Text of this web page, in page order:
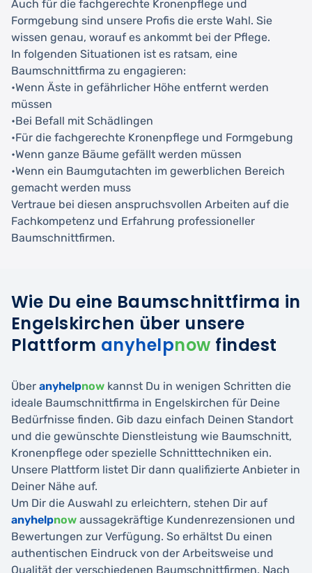
Auch für die fachgerechte Kronenpflege und
Formgebung sind unsere Profis die erste Wahl. Sie
wissen genau, worauf es ankommt bei der Pflege.
In folgenden Situationen ist es ratsam, eine
Baumschnittfirma zu engagieren:
•Wenn Äste in gefährlicher Höhe entfernt werden
müssen
•Bei Befall mit Schädlingen
•Für die fachgerechte Kronenpflege und Formgebung
•Wenn ganze Bäume gefällt werden müssen
•Wenn ein Baumgutachten im gewerblichen Bereich
gemacht werden muss
Vertraue bei diesen anspruchsvollen Arbeiten auf die
Fachkompetenz und Erfahrung professioneller
Baumschnittfirmen.
Wie Du eine Baumschnittfirma in
Engelskirchen über unsere
Plattform anyhelpnow findest
Über anyhelpnow kannst Du in wenigen Schritten die
ideale Baumschnittfirma in Engelskirchen für Deine
Bedürfnisse finden. Gib dazu einfach Deinen Standort
und die gewünschte Dienstleistung wie Baumschnitt,
Kronenpflege oder spezielle Schnitttechniken ein.
Unsere Plattform listet Dir dann qualifizierte Anbieter in
Deiner Nähe auf.
Um Dir die Auswahl zu erleichtern, stehen Dir auf
anyhelpnow aussagekräftige Kundenrezensionen und
Bewertungen zur Verfügung. So erhältst Du einen
authentischen Eindruck von der Arbeitsweise und
Qualität der verschiedenen Baumschnittfirmen. Nach